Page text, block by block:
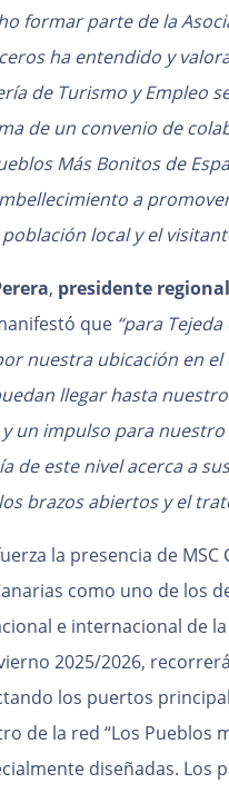
formar parte de la
ha entendido y
de Turismo y Empleo
de un convenio de
Más Bonitos de
a
local y el
, presidente
que “para
nuestra ubicación en
llegar hasta
un impulso para
de este nivel acerca a
brazos abiertos y el
la presencia de
como uno de los
e internacional de
2025/2026,
los puertos
de la red “Los Pueblos
diseñadas. Los